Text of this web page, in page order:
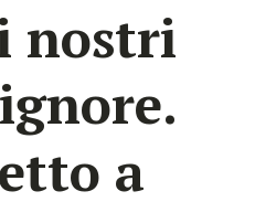
nostri
a